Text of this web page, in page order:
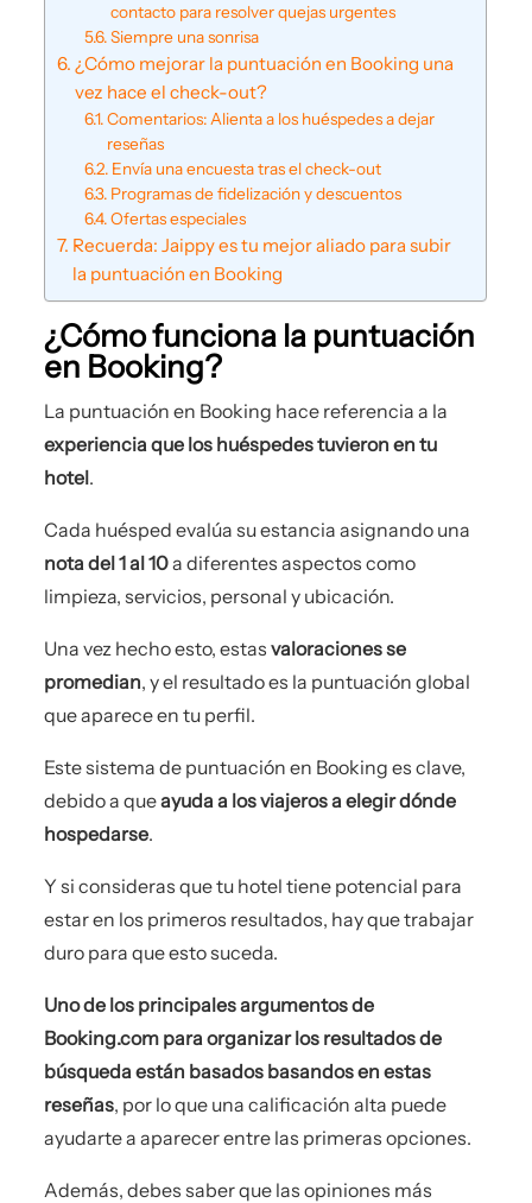
contacto para resolver quejas urgentes
Siempre una sonrisa
¿Cómo mejorar la puntuación en Booking una
vez hace el check-out?
Comentarios: Alienta a los huéspedes a dejar
reseñas
Envía una encuesta tras el check-out
Programas de fidelización y descuentos
Ofertas especiales
Recuerda: Jaippy es tu mejor aliado para subir
la puntuación en Booking
¿Cómo funciona la puntuación
en Booking?
La puntuación en Booking hace referencia a la
experiencia que los huéspedes tuvieron en tu
hotel.
Cada huésped evalúa su estancia asignando una
nota del 1 al 10a diferentes aspectos como
limpieza, servicios, personal y ubicación.
Una vez hecho esto, estasvaloraciones se
promedian, y el resultado es la puntuación global
que aparece en tu perfil.
Este sistema de puntuación en Booking es clave,
debido a queayuda a los viajeros a elegir dónde
hospedarse.
Y si consideras que tu hotel tiene potencial para
estar en los primeros resultados, hay que trabajar
duro para que esto suceda.
Uno de los principales argumentos de
Booking.com para organizar los resultados de
búsqueda están basados basandos en estas
reseñas, por lo que una calificación alta puede
ayudarte a aparecer entre las primeras opciones.
Además, debes saber que las opiniones más